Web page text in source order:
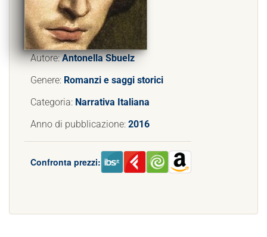
Autore:Antonella Sbuelz
Genere: Romanzi e saggi storici
Categoria: Narrativa Italiana
Anno di pubblicazione: 2016
Confronta prezzi: